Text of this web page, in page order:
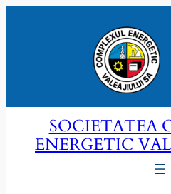
SOCIETATEA
ENERGETIC